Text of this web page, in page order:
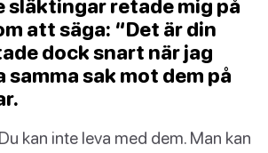
släktingar retade mig på
att säga: “Det är din
dock snart när jag
samma sak mot dem på
kan inte leva med dem. Man kan